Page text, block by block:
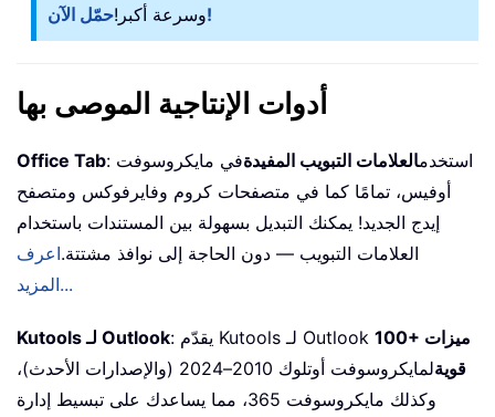
وسرعة أكبر!حمّل الآن!
أدوات الإنتاجية الموصى بها
Office Tab : استخدمالعلامات التبويب المفيدةفي مايكروسوفت
أوفيس، تمامًا كما في متصفحات كروم وفايرفوكس ومتصفح
إيدج الجديد! يمكنك التبديل بسهولة بين المستندات باستخدام
العلامات التبويب — دون الحاجة إلى نوافذ مشتتة.اعرف
المزيد...
Kutools لـ Outlook : يقدّم Kutools لـ Outlook 100+ ميزات
قوية
لمايكروسوفت أوتلوك 2010–2024 (والإصدارات الأحدث)،
وكذلك مايكروسوفت 365، مما يساعدك على تبسيط إدارة